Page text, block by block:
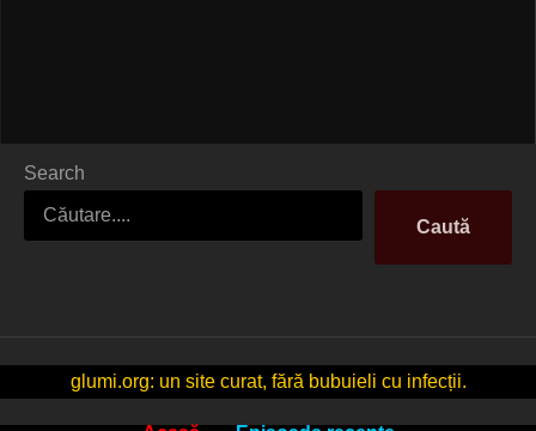
Search
Caută
glumi.org: un site curat, fără bubuieli cu infecții.